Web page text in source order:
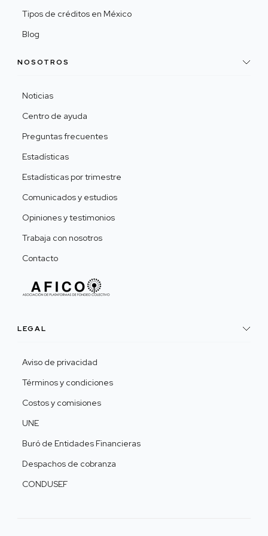
Tipos de créditos en México
Blog
NOSOTROS
Noticias
Centro de ayuda
Preguntas frecuentes
Estadísticas
Estadísticas por trimestre
Comunicados y estudios
Opiniones y testimonios
Trabaja con nosotros
Contacto
LEGAL
Aviso de privacidad
Términos y condiciones
Costos y comisiones
UNE
Buró de Entidades Financieras
Despachos de cobranza
CONDUSEF